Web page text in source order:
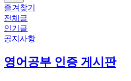
즐겨찾기
전체글
인기글
공지사항
영어공부 인증 게시판